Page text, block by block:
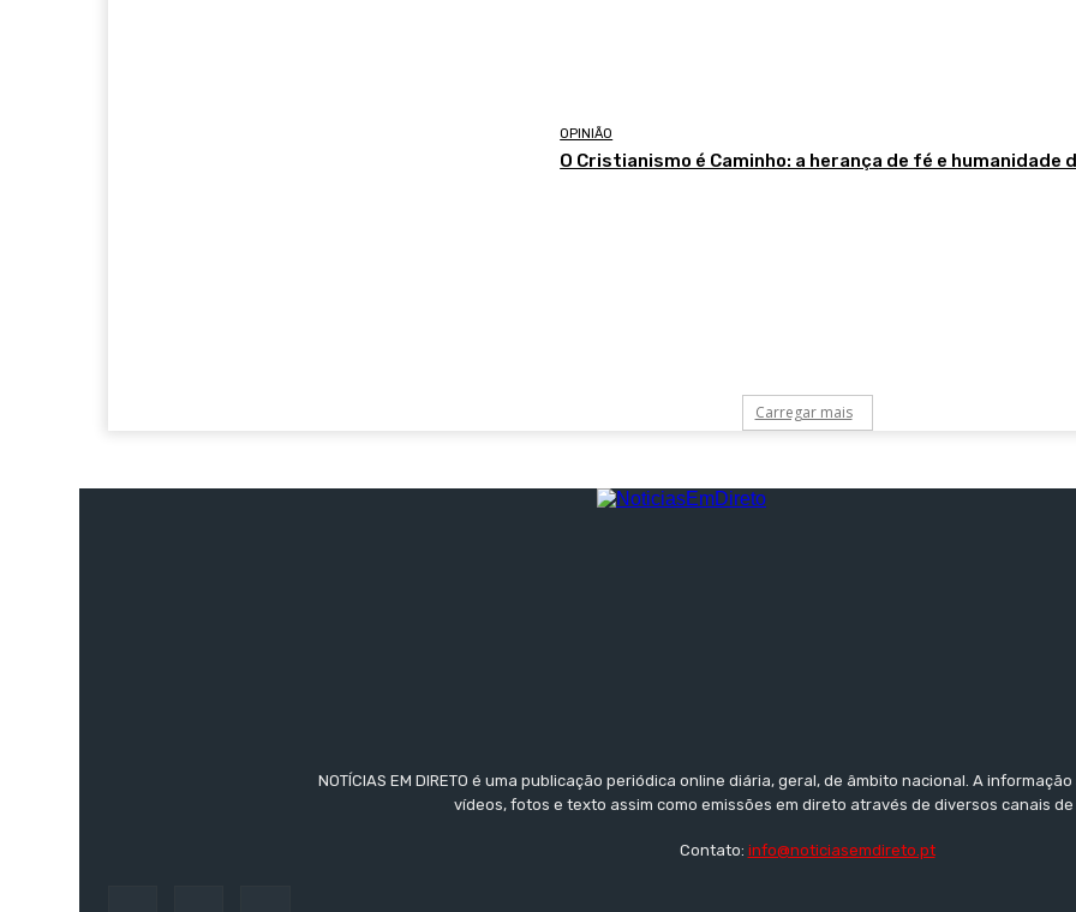
OPINIÃO
O Cristianismo é Caminho: a herança de fé e humanidade
Carregar mais
NOTÍCIAS EM DIRETO é uma publicação periódica online diária, geral, de âmbito nacional. A
vídeos, fotos e texto assim como emissões em direto através de diversos canais
Contato: info@noticiasemdireto.pt